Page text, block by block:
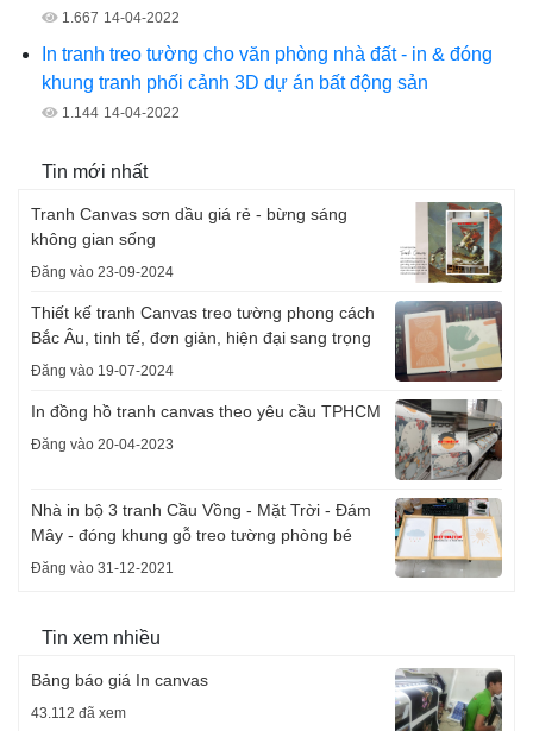
1.667 14-04-2022
In tranh treo tường cho văn phòng nhà đất - in & đóng
khung tranh phối cảnh 3D dự án bất động sản
1.144 14-04-2022
Tin mới nhất
Tranh Canvas sơn dầu giá rẻ - bừng sáng
không gian sống
Đăng vào 23-09-2024
Thiết kế tranh Canvas treo tường phong cách
Bắc Âu, tinh tế, đơn giản, hiện đại sang trọng
Đăng vào 19-07-2024
In đồng hồ tranh canvas theo yêu cầu TPHCM
Đăng vào 20-04-2023
Nhà in bộ 3 tranh Cầu Vồng - Mặt Trời - Đám
Mây - đóng khung gỗ treo tường phòng bé
Đăng vào 31-12-2021
Tin xem nhiều
Bảng báo giá In canvas
43.112 đã xem